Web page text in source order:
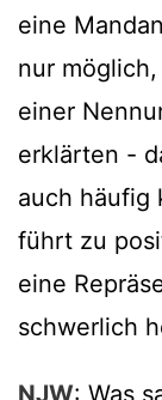
eine
nur
einer
erklärten -
auch häufig
führt zu
eine
schwerlich
NJW: Was